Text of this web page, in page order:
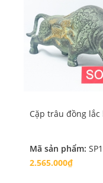
Cặp trâu đồng lắc
Mã sản phẩm:
2.565.000₫